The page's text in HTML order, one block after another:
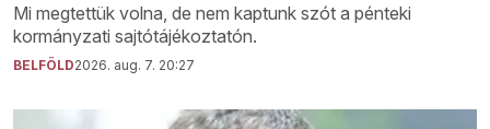
Mi megtettük volna, de nem kaptunk szót a pénteki
kormányzati sajtótájékoztatón.
BELFÖLD2026. aug. 7. 20:27